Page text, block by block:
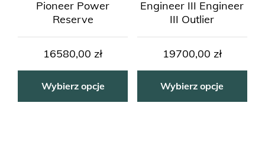
Pioneer Power
Reserve
16580,00zł
Wybierz opcje
Engineer III Engineer
III Outlier
19700,00 zł
Wybierz opcje